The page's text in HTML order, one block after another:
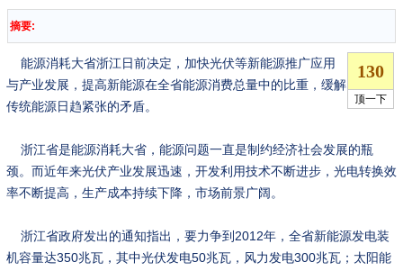
摘要:
能源消耗大省浙江日前决定，加快光伏等新能源推广应用
与产业发展，提高新能源在全省能源消费总量中的比重，缓解
传统能源日趋紧张的矛盾。
浙江省是能源消耗大省，能源问题一直是制约经济社会发展的瓶
颈。而近年来光伏产业发展迅速，开发利用技术不断进步，光电转换效
率不断提高，生产成本持续下降，市场前景广阔。
浙江省政府发出的通知指出，要力争到2012年，全省新能源发电装
机容量达350兆瓦，其中光伏发电50兆瓦，风力发电300兆瓦；太阳能